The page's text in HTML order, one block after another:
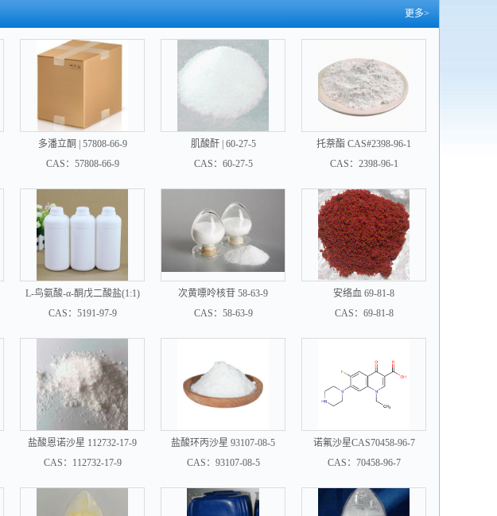
更多>
多潘立酮 | 57808-66-9
CAS：57808-66-9
肌酸酐 | 60-27-5
CAS：60-27-5
托萘酯 CAS#2398-96-1
CAS：2398-96-1
L-鸟氨酸-α-酮戊二酸盐(1:1)
5191-97-9
CAS：5191-97-9
次黄嘌呤核苷 58-63-9
CAS：58-63-9
安络血 69-81-8
CAS：69-81-8
盐酸恩诺沙星 112732-17-9
CAS：112732-17-9
盐酸环丙沙星 93107-08-5
CAS：93107-08-5
诺氟沙星CAS70458-96-7
CAS：70458-96-7